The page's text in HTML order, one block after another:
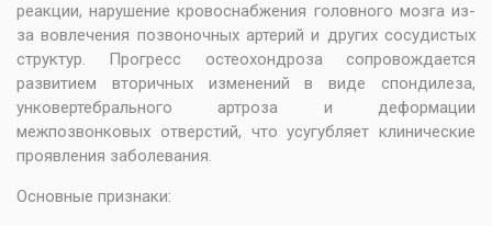
реакции, нарушение кровоснабжения головного мозга из-
за вовлечения позвоночных артерий и других сосудистых
структур. Прогресс остеохондроза сопровождается
развитием вторичных изменений в виде спондилеза,
унковертебрального артроза и деформации
межпозвонковых отверстий, что усугубляет клинические
проявления заболевания.
Основные признаки: